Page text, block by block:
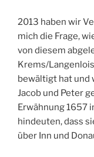
2013 haben wir
mich die Frage,
von diesem
Krems/
bewältigt hat und
Jacob und Peter
Erwähnung 1657
hindeuten, dass
über Inn und